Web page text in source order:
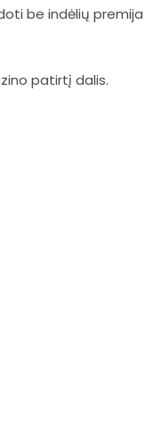
be indėlių premija
patirtį dalis.